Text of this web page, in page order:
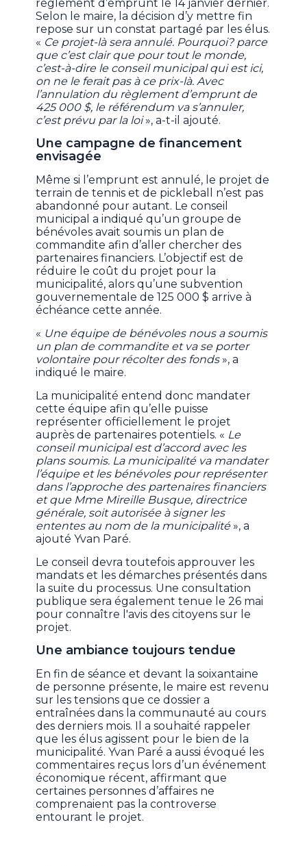
règlement d’emprunt le 14 janvier dernier.
Selon le maire, la décision d’y mettre fin
repose sur un constat partagé par les élus.
« Ce projet-là sera annulé. Pourquoi? parce
que c’est clair que pour tout le monde,
c’est-à-dire le conseil municipal qui est ici,
on ne le ferait pas à ce prix-là. Avec
l’annulation du règlement d’emprunt de
425 000 $, le référendum va s’annuler,
c’est prévu par la loi», a-t-il ajouté.
Une campagne de financement
envisagée
Même si l’emprunt est annulé, le projet de
terrain de tennis et de pickleball n’est pas
abandonné pour autant. Le conseil
municipal a indiqué qu’un groupe de
bénévoles avait soumis un plan de
commandite afin d’aller chercher des
partenaires financiers. L’objectif est de
réduire le coût du projet pour la
municipalité, alors qu’une subvention
gouvernementale de 125 000 $ arrive à
échéance cette année.
« Une équipe de bénévoles nous a soumis
un plan de commandite et va se porter
volontaire pour récolter des fonds», a
indiqué le maire.
La municipalité entend donc mandater
cette équipe afin qu’elle puisse
représenter officiellement le projet
auprès de partenaires potentiels. « Le
conseil municipal est d’accord avec les
plans soumis. La municipalité va mandater
l’équipe et les bénévoles pour représenter
dans l’approche des partenaires financiers
et que Mme Mireille Busque, directrice
générale, soit autorisée à signer les
ententes au nom de la municipalité», a
ajouté Yvan Paré.
Le conseil devra toutefois approuver les
mandats et les démarches présentés dans
la suite du processus. Une consultation
publique sera également tenue le 26 mai
pour connaître l'avis des citoyens sur le
projet.
Une ambiance toujours tendue
En fin de séance et devant la soixantaine
de personne présente, le maire est revenu
sur les tensions que ce dossier a
entraînées dans la communauté au cours
des derniers mois. Il a souhaité rappeler
que les élus agissent pour le bien de la
municipalité. Yvan Paré a aussi évoqué les
commentaires reçus lors d’un événement
économique récent, affirmant que
certaines personnes d’affaires ne
comprenaient pas la controverse
entourant le projet.